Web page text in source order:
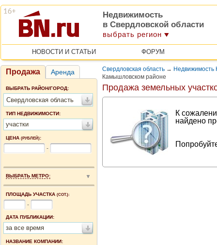
Недвижимость
в Свердловской области
выбрать регион
НОВОСТИ И СТАТЬИ ФОРУМ
Продажа Аренда
ВЫБРАТЬ РАЙОН/ГОРОД:
Свердловская область
ТИП НЕДВИЖИМОСТИ:
участки
ЦЕНА (РУБЛЕЙ):
-
ВЫБРАТЬ МЕТРО:
ПЛОЩАДЬ УЧАСТКА (СОТ.):
-
ДАТА ПУБЛИКАЦИИ:
за все время
НАЗВАНИЕ КОМПАНИИ:
Свердловская область → Недвижимость
Камышловском районе
Продажа земельных
К
найдено